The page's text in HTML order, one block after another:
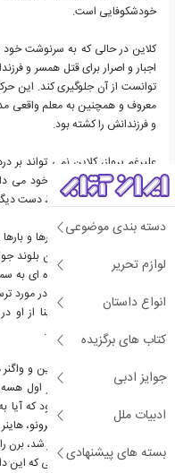
دسته بندی موضوعی
لوازم تحریر
انواع داستان
کتاب های برگزیده
جوایز ادبی
ادبیات ملل
بسته های پیشنهادی
خودشکوفایی است.
کلاین در حالی که به سرنوشت
اجبار و اصرار برای قتل همسر و
توانست از آن جلوگیری کند. این
و فرزندانش را کشته بود.
علیرغم پرواز، کلاین نمی تواند
کند، خود را قربانی افکار خود
تصاویر در حال تغییر توسط دست
در طول داستان، کلاین بارها و
کننده، او با ترسینا، یک زن
می کند. او به طور فزاینده ای
است. برای کلاین، چیزی در مورد
ابدی بود. اما وقتی ترسینا از
مستقیم خودداری می کند.
از بارزترین ویژگی‌های کلاین و
کرد. در سال 1919،
نویسنده هنوز مطمئن نبود که آیا
تسلیم اصرار خود برای فرار شد،
مونتانیولا ساکن شد، جایی که این